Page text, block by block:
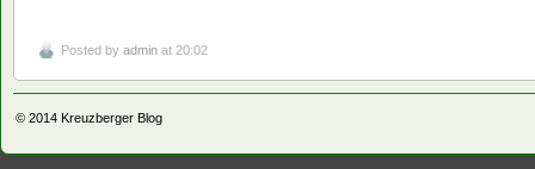
Posted by admin at 20:02
© 2014 Kreuzberger Blog